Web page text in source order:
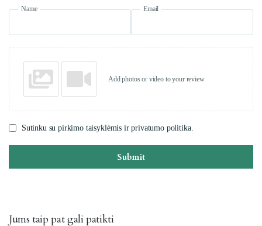
Name Email
Add photos or video to your review
Sutinku su pirkimo taisyklėmis ir privatumo politika.
Submit
Jums taip pat gali patikti